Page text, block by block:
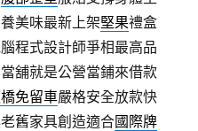
美味最新上架堅果禮盒
程式設計師爭相最高品
舖就是公營當鋪來借款
免留車嚴格安全放款快
舊家具創造適合國際牌